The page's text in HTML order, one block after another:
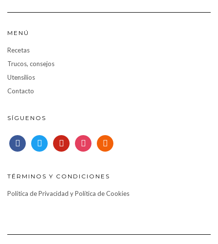
MENÚ
Recetas
Trucos, consejos
Utensilios
Contacto
SÍGUENOS
facebooktwitter pinterestinstagramrss
TÉRMINOS Y CONDICIONES
Política de Privacidad y Política de Cookies